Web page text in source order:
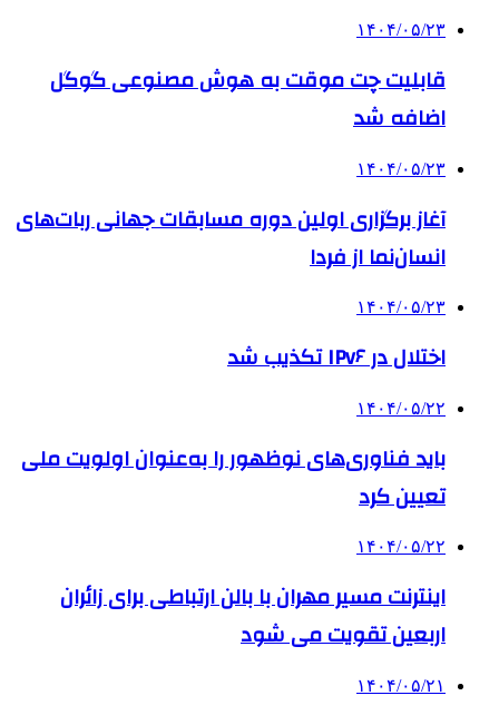
۱۴۰۴/۰۵/۲۳
قابلیت چت موقت به هوش مصنوعی گوگل
اضافه شد
۱۴۰۴/۰۵/۲۳
آغاز برگزاری اولین دوره مسابقات جهانی ربات‌های
انسان‌نما از فردا
۱۴۰۴/۰۵/۲۳
اختلال در IPv۶ تکذیب شد
۱۴۰۴/۰۵/۲۲
باید فناوری‌های نوظهور را به‌عنوان اولویت ملی
تعیین کرد
۱۴۰۴/۰۵/۲۲
اینترنت مسیر مهران با بالن ارتباطی برای زائران
اربعین تقویت می شود
۱۴۰۴/۰۵/۲۱